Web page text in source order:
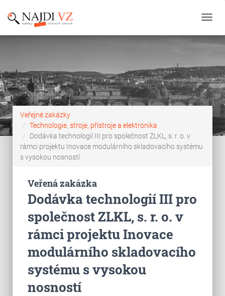
Veřejné zakázky
Technologie, stroje, přístroje a elektronika
Dodávka technologií III pro společnost ZLKL, s. r. o. v
rámci projektu Inovace modulárního skladovacího systému
s vysokou nosností
Veřená zakázka
Dodávka technologií III pro
společnost ZLKL, s. r. o. v
rámci projektu Inovace
modulárního skladovacího
systému s vysokou
nosností